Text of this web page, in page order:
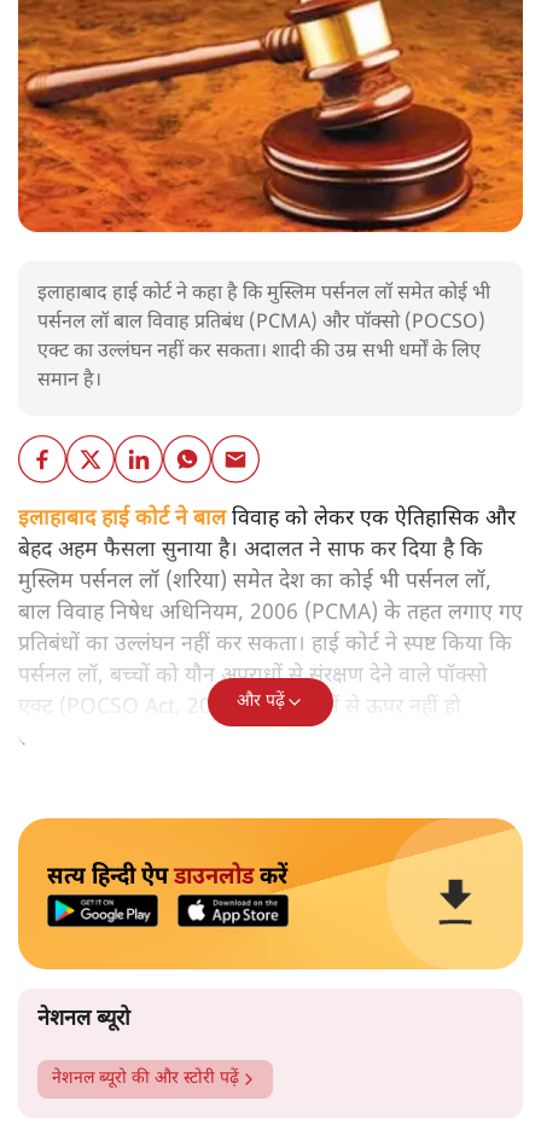
इलाहाबाद हाई कोर्ट ने कहा है कि मुस्लिम पर्सनल लॉ समेत कोई भी
पर्सनल लॉ बाल विवाह प्रतिबंध (PCMA) और पॉक्सो (POCSO)
एक्ट का उल्लंघन नहीं कर सकता। शादी की उम्र सभी धर्मों के लिए
समान है।
इलाहाबाद हाई कोर्ट ने बालविवाह को लेकर एक ऐतिहासिक और
बेहद अहम फैसला सुनाया है। अदालत ने साफ कर दिया है कि
मुस्लिम पर्सनल लॉ (शरिया) समेत देश का कोई भी पर्सनल लॉ,
बाल विवाह निषेध अधिनियम, 2006 (PCMA) के तहत लगाए गए
प्रतिबंधों का उल्लंघन नहीं कर सकता। हाई कोर्ट ने स्पष्ट किया कि
पर्सनल लॉ, बच्चों को यौन अपराधों से संरक्षण देने वाले पॉक्सो
एक्ट (POCSO Act, 2012) के प्रावधानों से ऊपर नहीं हो
सकता।
और पढ़ें
सत्य हिन्दी ऐपडाउनलोडकरें
नेशनल ब्यूरो
नेशनल ब्यूरो की और स्टोरी पढ़ें